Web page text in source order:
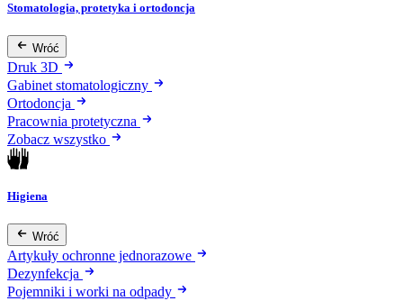
Stomatologia, protetyka i ortodoncja
Wróć
Druk 3D
Gabinet stomatologiczny
Ortodoncja
Pracownia protetyczna
Zobacz wszystko
Higiena
Wróć
Artykuły ochronne jednorazowe
Dezynfekcja
Pojemniki i worki na odpady